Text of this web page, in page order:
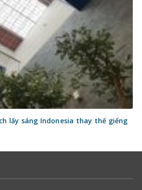
lấy sáng Indonesia thay thế giếng